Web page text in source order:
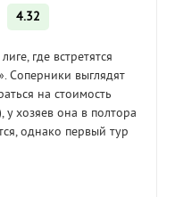
4.32
где встретятся
Соперники выглядят
на стоимость
хозяев она в полтора
однако первый тур